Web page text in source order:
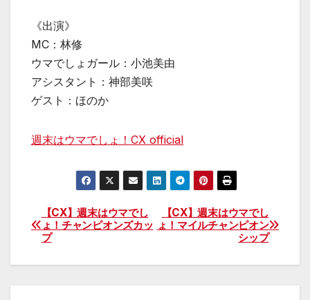
《出演》
MC：林修
ウマでしょガール：小池美由
アシスタント：神部美咲
ゲスト：ほのか
週末はウマでしょ！CX official
投
稿
【CX】週末はウマでし
ょ！マイルチャンピオン
シップ
【CX】週末はウマでし
ょ！チャンピオンズカッ
プ